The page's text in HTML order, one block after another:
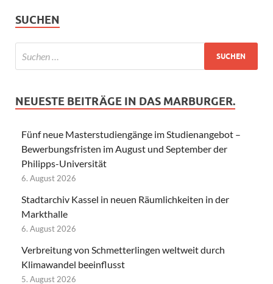
SUCHEN
NEUESTE BEITRÄGE IN DAS MARBURGER.
Fünf neue Masterstudiengänge im Studienangebot –
Bewerbungsfristen im August und September der
Philipps-Universität
6. August 2026
Stadtarchiv Kassel in neuen Räumlichkeiten in der
Markthalle
6. August 2026
Verbreitung von Schmetterlingen weltweit durch
Klimawandel beeinflusst
5. August 2026